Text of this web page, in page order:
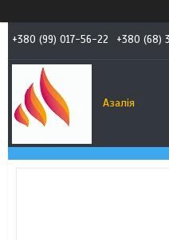
+380 (99) 017-56-22 +380 (68)
Азалія